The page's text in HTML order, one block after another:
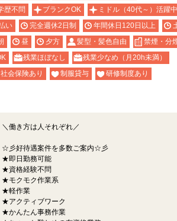
歴不問 ブランクOK
ミドル（40代～）活躍中
い 完全週休2日制 年間休日120日以上
昼 夕方 髪型・髪色自由
禁煙・分
残業ほぼなし
残業少なめ（月20h未満）
社会保険あり 制服貸与
研修制度あり
＼働き方は人それぞれ／
☆彡好待遇案件を多数ご案内☆彡
★即日勤務可能
★資格経験不問
★モクモク作業系
★軽作業
★アクティブワーク
★かんたん事務作業